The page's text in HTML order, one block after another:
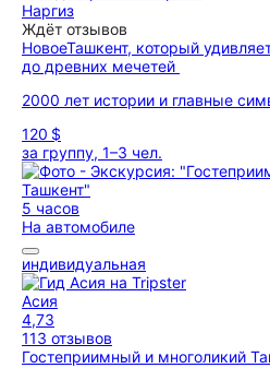
Наргиз
Ждёт отзывов
НовоеТашкент, который
до древних мечетей
2000 лет истории и главные
120 $
за группу, 1–3 чел.
5 часов
На автомобиле
индивидуальная
Асия
4,73
113 отзывов
Гостеприимный и многоликий